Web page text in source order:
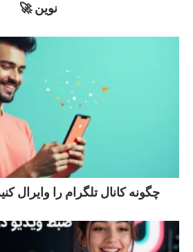
نوین 🚀
چگونه کانال تلگرام را وایرال